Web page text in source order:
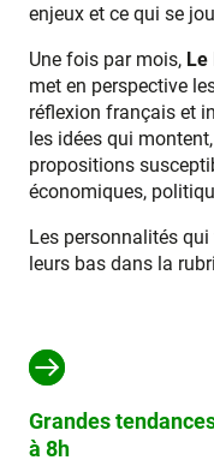
enjeux et ce qui se
Une fois par mois, Le
met en perspective
réflexion français et
les idées qui
propositions
économiques,
Les personnalités
leurs bas dans la
Grandes
à 8h